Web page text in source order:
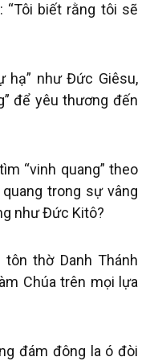
“Tôi biết rằng tôi sẽ
hạ” như Đức Giêsu,
để yêu thương đến
“vinh quang” theo
trong sự vâng
như Đức Kitô?
thờ Danh Thánh
Chúa trên mọi lựa
đám đông la ó đòi